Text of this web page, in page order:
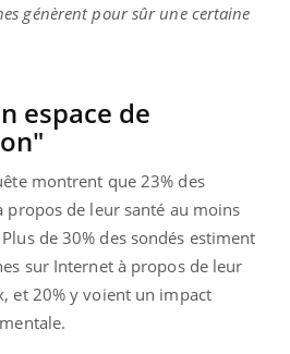
génèrent pour sûr une certaine
espace de
montrent que 23% des
propos de leur santé au moins
de 30% des sondés estiment
sur Internet à propos de leur
et 20% y voient un impact